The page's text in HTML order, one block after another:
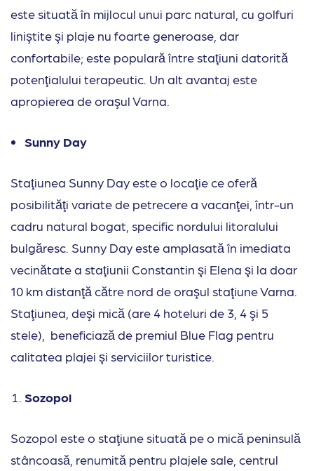
este situată în mijlocul unui parc natural, cu golfuri
liniştite şi plaje nu foarte generoase, dar
confortabile; este populară între staţiuni datorită
potenţialului terapeutic. Un alt avantaj este
apropierea de oraşul Varna.
Sunny Day
Staţiunea Sunny Day este o locaţie ce oferă
posibilităţi variate de petrecere a vacanţei, într-un
cadru natural bogat, specific nordului litoralului
bulgăresc. Sunny Day este amplasată în imediata
vecinătate a staţiunii Constantin şi Elena şi la doar
10 km distanţă către nord de oraşul staţiune Varna.
Staţiunea, deşi mică (are 4 hoteluri de 3, 4 şi 5
stele), beneficiază de premiul Blue Flag pentru
calitatea plajei şi serviciilor turistice.
Sozopol
Sozopol este o staţiune situată pe o mică peninsulă
stâncoasă, renumită pentru plajele sale, centrul